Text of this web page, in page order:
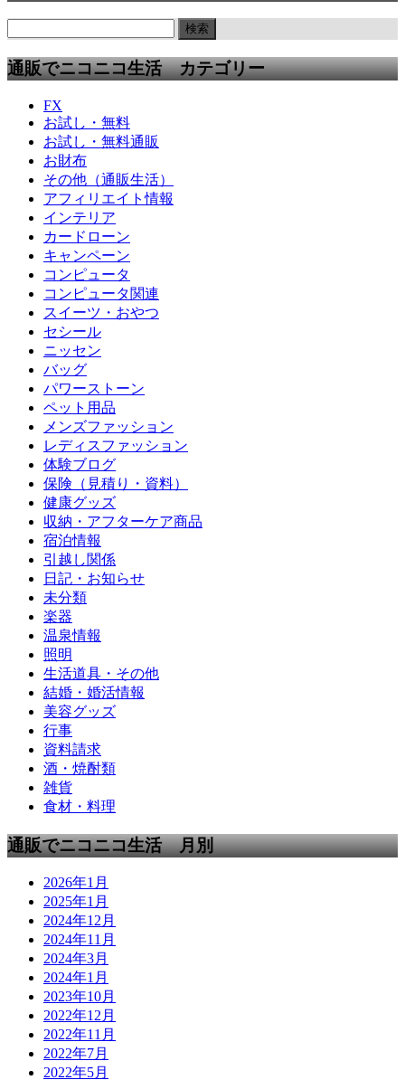
通販でニコニコ生活 カテゴリー
FX
お試し・無料
お試し・無料通販
お財布
その他（通販生活）
アフィリエイト情報
インテリア
カードローン
キャンペーン
コンピュータ
コンピュータ関連
スイーツ・おやつ
セシール
ニッセン
バッグ
パワーストーン
ペット用品
メンズファッション
レディスファッション
体験ブログ
保険（見積り・資料）
健康グッズ
収納・アフターケア商品
宿泊情報
引越し関係
日記・お知らせ
未分類
楽器
温泉情報
照明
生活道具・その他
結婚・婚活情報
美容グッズ
行事
資料請求
酒・焼酎類
雑貨
食材・料理
通販でニコニコ生活 月別
2026年1月
2025年1月
2024年12月
2024年11月
2024年3月
2024年1月
2023年10月
2022年12月
2022年11月
2022年7月
2022年5月